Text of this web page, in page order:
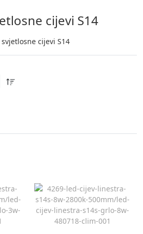
cijevi S14
svjetlosne cijevi S14